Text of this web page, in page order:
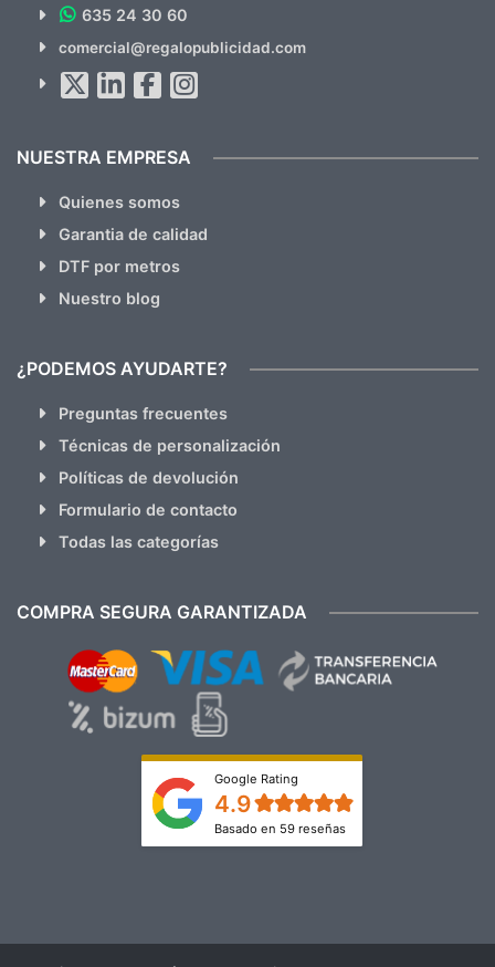
hacemos Spam)
635 24 30 60
comercial@regalopublicidad.com
NUESTRA EMPRESA
Quienes somos
Garantia de calidad
DTF por metros
Nuestro blog
¿PODEMOS AYUDARTE?
Preguntas frecuentes
Técnicas de personalización
Políticas de devolución
Formulario de contacto
Todas las categorías
COMPRA SEGURA GARANTIZADA
Google Rating
4.9
Basado en 59 reseñas